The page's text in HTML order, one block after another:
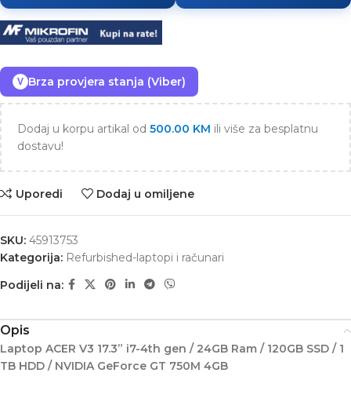
V Brza provjera stanja (Viber)
Dodaj u korpu artikal od 500.00 KM ili više za besplatnu
dostavu!
Uporedi Dodaj u omiljene
SKU: 45913753
Kategorija: Refurbished-laptopi i računari
Podijeli na:
Opis
Laptop ACER V3 17.3” i7-4th gen / 24GB Ram / 120GB SSD / 1
TB HDD / NVIDIA GeForce GT 750M 4GB